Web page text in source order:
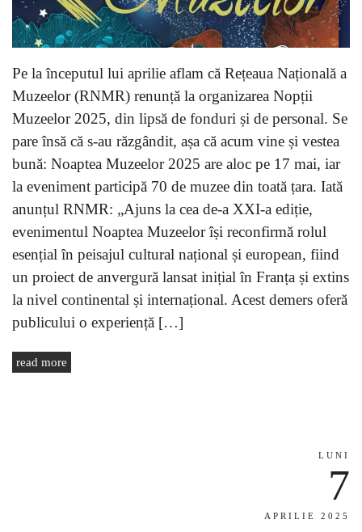
Pe la începutul lui aprilie aflam că Rețeaua Națională a
Muzeelor (RNMR) renunță la organizarea Nopții
Muzeelor 2025, din lipsă de fonduri și de personal. Se
pare însă că s-au răzgândit, așa că acum vine și vestea
bună: Noaptea Muzeelor 2025 are aloc pe 17 mai, iar
la eveniment participă 70 de muzee din toată țara. Iată
anunțul RNMR: „Ajuns la cea de-a XXI-a ediție,
evenimentul Noaptea Muzeelor își reconfirmă rolul
esențial în peisajul cultural național și european, fiind
un proiect de anvergură lansat inițial în Franța și extins
la nivel continental și internațional. Acest demers oferă
publicului o experiență […]
read more
LUNI
7
APRILIE 2025